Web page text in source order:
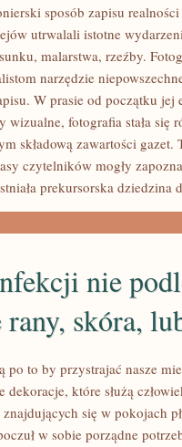
sposób zapisu
utrwalali istotne
malarstwa, rzeźby.
narzędzie
W prasie od początku jej
wizualne, fotografia stała się
składową zawartości
czytelników mogły
prekursorska dziedzina
nie
rany, skóra,
po to by przystrajać nasze
dekoracje, które służą
się w pokojach
w sobie porządne